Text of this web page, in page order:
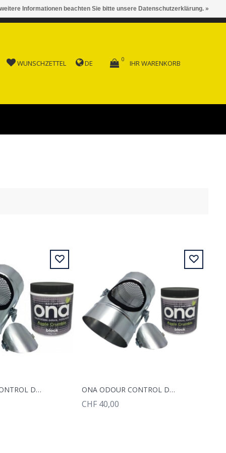
AB FR. 150.00
WUNSCHZETTEL DE IHR WARENKORB
0
ONA ODOUR CONTROL DUCT 250MM ONA ODOUR CONTROL DUCT 200MM
CHF 40,00
Informationen beachten Sie bitte unsere Datenschutzerklärung. »